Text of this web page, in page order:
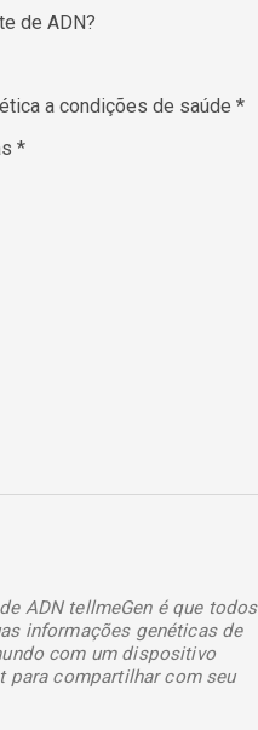
de ADN?
a condições de saúde *
*
ADN tellmeGen é que todos
informações genéticas de
com um dispositivo
para compartilhar com seu